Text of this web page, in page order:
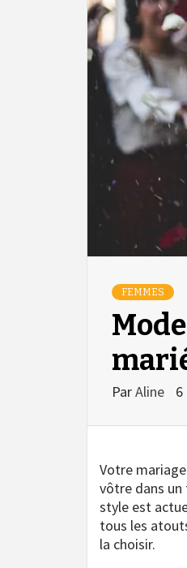
FEMMES
ParAline 6
Votre
vôtre dans un
style est
tous les
la choisir.